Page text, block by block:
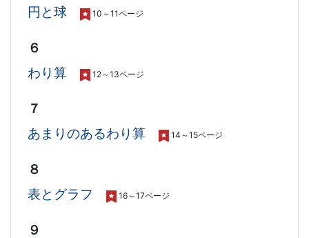
円と球
10～11ページ
６
わり算
12～13ページ
７
あまりのあるわり算
14～15ページ
８
表とグラフ
16～17ページ
９